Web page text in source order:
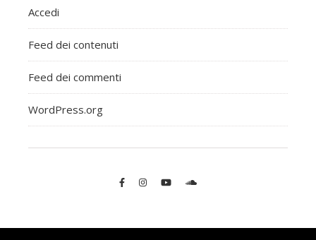
Accedi
Feed dei contenuti
Feed dei commenti
WordPress.org